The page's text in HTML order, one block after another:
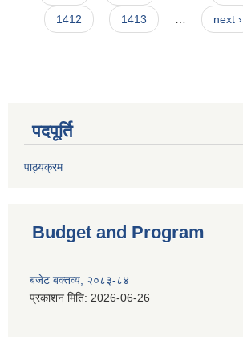
1412 1413 … next ›
पदपूर्ति
पाठ्यक्रम
Budget and Program
बजेट बक्तव्य, २०८३-८४
प्रकाशन मिति: 2026-06-26